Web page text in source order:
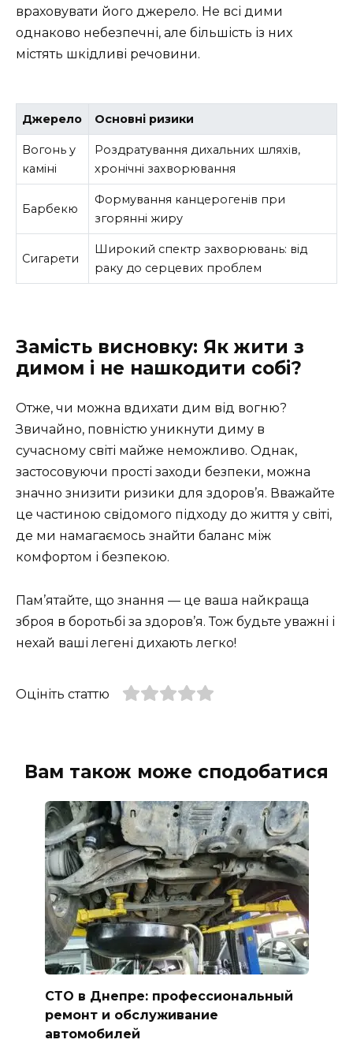
враховувати його джерело. Не всі дими
однаково небезпечні, але більшість із них
містять шкідливі речовини.
Джерело Основні ризики
Вогонь у
каміні
Роздратування дихальних шляхів,
хронічні захворювання
Барбекю
Формування канцерогенів при
згорянні жиру
Сигарети
Широкий спектр захворювань: від
раку до серцевих проблем
Замість висновку: Як жити з
димом і не нашкодити собі?
Отже, чи можна вдихати дим від вогню?
Звичайно, повністю уникнути диму в
сучасному світі майже неможливо. Однак,
застосовуючи прості заходи безпеки, можна
значно знизити ризики для здоров’я. Вважайте
це частиною свідомого підходу до життя у світі,
де ми намагаємось знайти баланс між
комфортом і безпекою.
Пам’ятайте, що знання — це ваша найкраща
зброя в боротьбі за здоров’я. Тож будьте уважні і
нехай ваші легені дихають легко!
Оцініть статтю
Вам також може сподобатися
СТО в Днепре: профессиональный
ремонт и обслуживание
автомобилей